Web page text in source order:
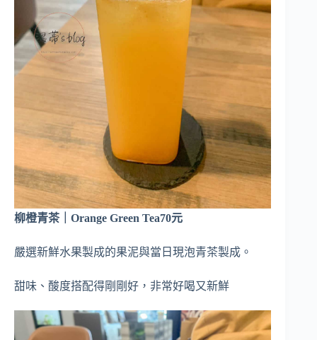
柳橙青茶｜Orange Green Tea70元
嚴選新鮮水果製成的果泥與當日現泡青茶製成。
甜味、酸度搭配得剛剛好，非常好喝又新鮮